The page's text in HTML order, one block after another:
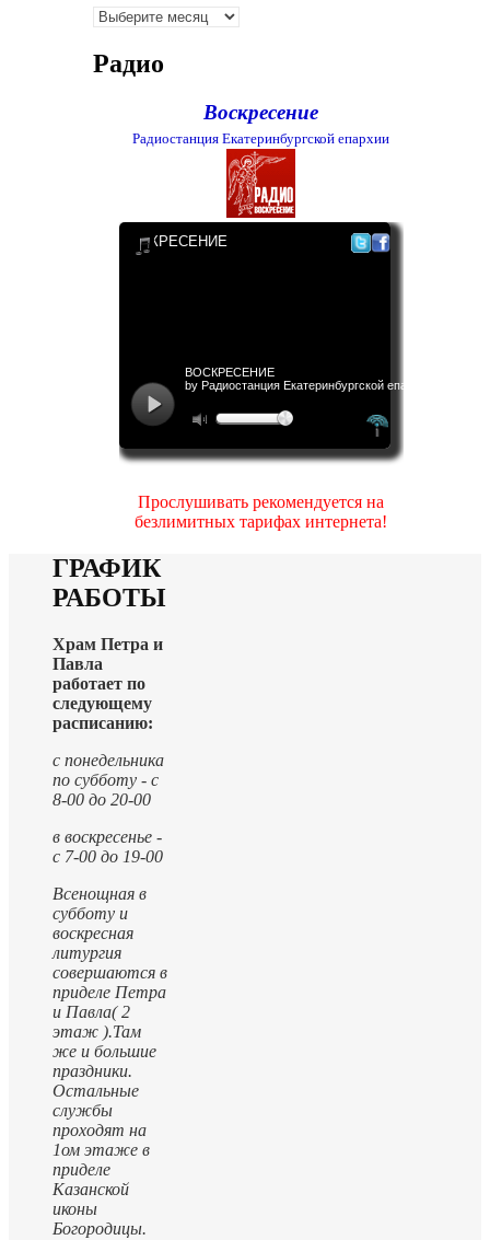
Архивы
Радио
Воскресение
Радиостанция Екатеринбургской епархии
Прослушивать рекомендуется на
безлимитных тарифах интернета!
ГРАФИК
РАБОТЫ
Храм Петра и
Павла
работает по
следующему
расписанию:
с понедельника
по субботу - с
8-00 до 20-00
в воскресенье -
с 7-00 до 19-00
Всенощная в
субботу и
воскресная
литургия
совершаются в
приделе Петра
и Павла( 2
этаж ).Там
же и большие
праздники.
Остальные
службы
проходят на
1ом этаже в
приделе
Казанской
иконы
Богородицы.